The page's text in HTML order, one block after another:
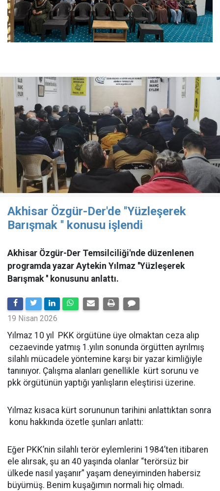
Akhisar Özgür-Der'de ''Yüzleşerek
Barışmak '' konusu işlendi
Akhisar Özgür-Der Temsilciliği'nde düzenlenen
programda yazar Aytekin Yılmaz ''Yüzleşerek
Barışmak '' konusunu anlattı.
19 Nisan 2026
Yılmaz 10 yıl PKK örgütüne üye olmaktan ceza alıp
cezaevinde yatmış 1.yılın sonunda örgütten ayrılmış
silahlı mücadele yöntemine karşı bir yazar kimliğiyle
tanınıyor. Çalışma alanları genellikle kürt sorunu ve
pkk örgütünün yaptığı yanlışların eleştirisi üzerine.
Yılmaz kısaca kürt sorununun tarihini anlattıktan sonra
konu hakkında özetle şunları anlattı:
Eğer PKK’nin silahlı terör eylemlerini 1984’ten itibaren
ele alırsak, şu an 40 yaşında olanlar “terörsüz bir
ülkede nasıl yaşanır” yaşam deneyiminden habersiz
büyümüş. Benim kuşağımın normali hiç olmadı.